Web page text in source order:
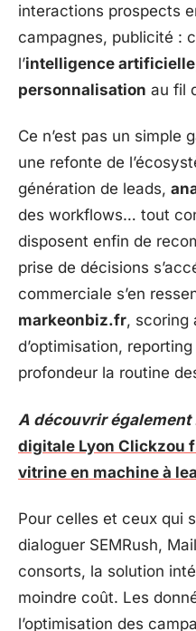
interactions prospects
campagnes, publicité :
l’intelligence artificielle
personnalisation au fil
Ce n’est pas un simple
une refonte de
génération de leads,
des workflows… tout
disposent enfin de
prise de décisions
commerciale s’en
markeonbiz.fr, scoring
d’optimisation,
profondeur la routine
A découvrir également
digitale Lyon Clickzou
vitrine en machine à
Pour celles et ceux qui
dialoguer SEMRush,
consorts, la solution
moindre coût. Les
l’optimisation des